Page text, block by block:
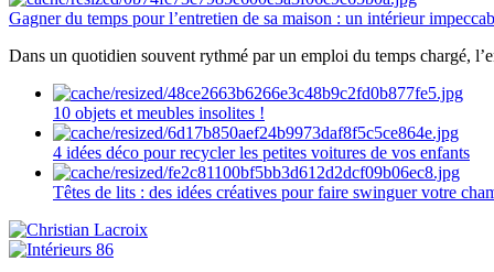
Gagner du temps pour l’entretien de sa maison : un intérieur
Dans un quotidien souvent rythmé par un emploi du temps chargé,
10 objets et meubles insolites !
4 idées déco pour recycler les petites voitures de vos enfants
Têtes de lits : des idées créatives pour faire swinguer votre